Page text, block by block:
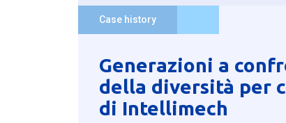
Case history
Generazioni a
della diversità per
di Intellimech